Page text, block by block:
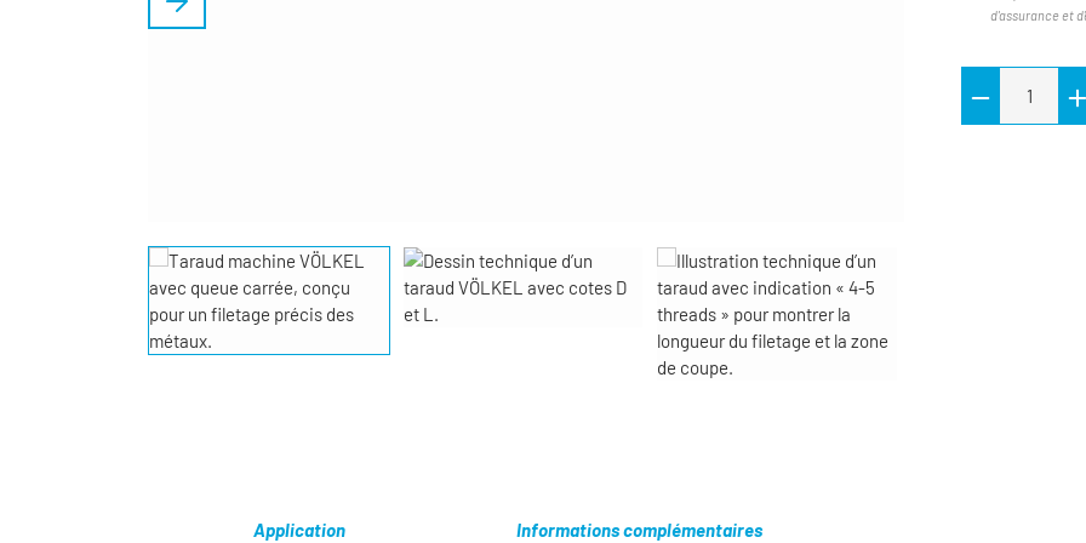
d'assurance et
Application Informations complémentaires